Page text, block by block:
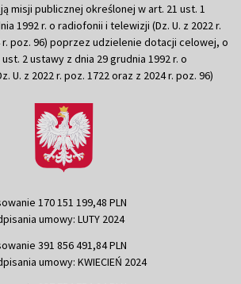
misji publicznej określonej w art. 21 ust. 1
1992 r. o radiofonii i telewizji (Dz. U. z 2022 r.
r. poz. 96) poprzez udzielenie dotacji celowej, o
2 ustawy z dnia 29 grudnia 1992 r. o
U. z 2022 r. poz. 1722 oraz z 2024 r. poz. 96)
170 151 199,48 PLN
umowy: LUTY 2024
391 856 491,84 PLN
umowy: KWIECIEŃ 2024